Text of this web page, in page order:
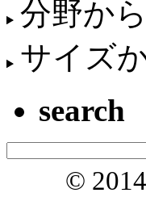
分野か
サイズ
search
©